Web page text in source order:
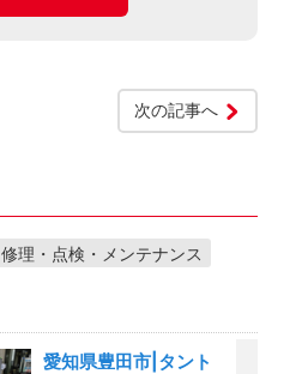
次の記事へ
修理・点検・メンテナンス
愛知県豊田市|タント